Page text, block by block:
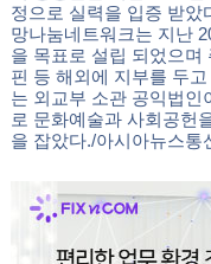
정으로 실력을 입증 받았
망나눔네트워크는 지난
을 목표로 설립 되었으며
핀 등 해외에 지부를 두
는 외교부 소관 공익법인
로 문화예술과 사회공헌
을 잡았다./아시아뉴스통